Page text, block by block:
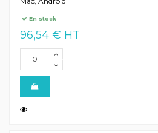
En stock
96,54 € HT